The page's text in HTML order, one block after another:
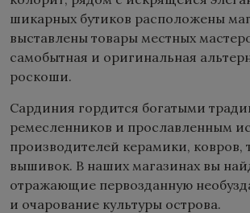
шикарных бутиков расположены
выставлены товары местных
самобытная и оригинальная
роскоши.
Сардиния гордится богатыми
ремесленников и прославленным
производителей керамики, ковров,
вышивок. В наших магазинах вы
отражающие первозданную
и очарование культуры острова.